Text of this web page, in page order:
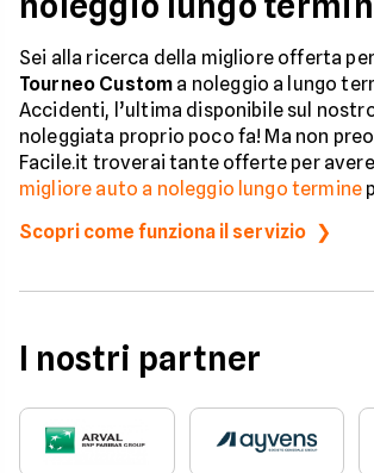
Sei alla ricerca della migliore offerta
Tourneo Custom a noleggio a lungo
Accidenti, l’ultima disponibile sul
noleggiata proprio poco fa! Ma non
Facile.it troverai tante offerte per
migliore auto a noleggio lungo termine
Scopri come funziona il servizio
I nostri partner